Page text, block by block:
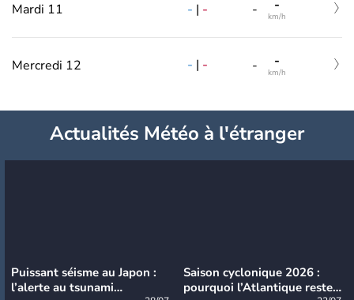
Mardi 11 - | - - -
km/h
Mercredi 12 - | - - -
km/h
Actualités Météo à l'étranger
Puissant séisme au Japon :
l’alerte au tsunami
Saison cyclonique 2026 :
pourquoi l’Atlantique reste